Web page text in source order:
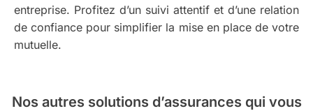
entreprise. Profitez d’un suivi attentif et d’une relation
de confiance pour simplifier la mise en place de votre
mutuelle.
Nos autres solutions d’assurances qui vous